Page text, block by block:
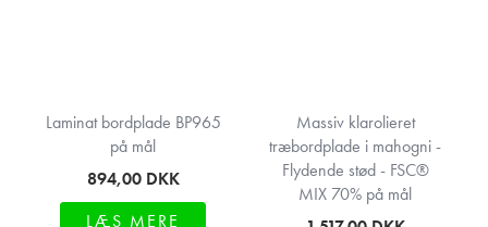
Laminat bordplade BP965
på mål
894,00 DKK
LÆS MERE
Massiv klarolieret
træbordplade i mahogni -
Flydende stød - FSC®
MIX 70% på mål